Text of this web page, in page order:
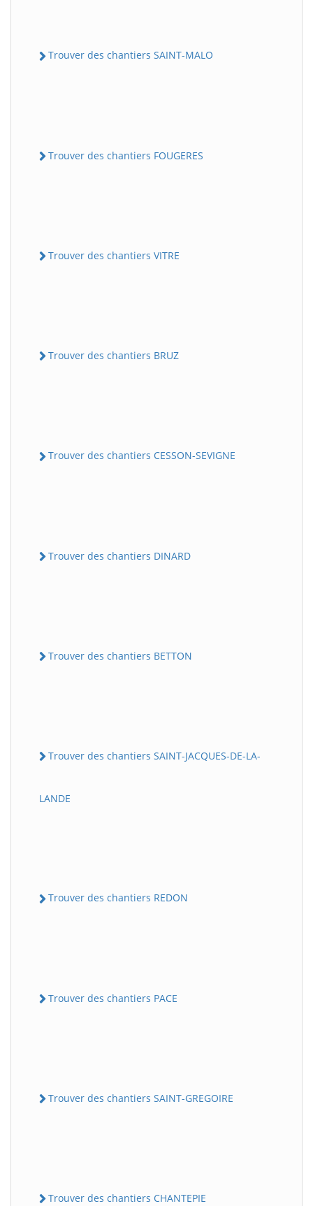
Trouver des chantiers SAINT-MALO
Trouver des chantiers FOUGERES
Trouver des chantiers VITRE
Trouver des chantiers BRUZ
Trouver des chantiers CESSON-SEVIGNE
Trouver des chantiers DINARD
Trouver des chantiers BETTON
Trouver des chantiers SAINT-JACQUES-DE-LA-
LANDE
Trouver des chantiers REDON
Trouver des chantiers PACE
Trouver des chantiers SAINT-GREGOIRE
Trouver des chantiers CHANTEPIE